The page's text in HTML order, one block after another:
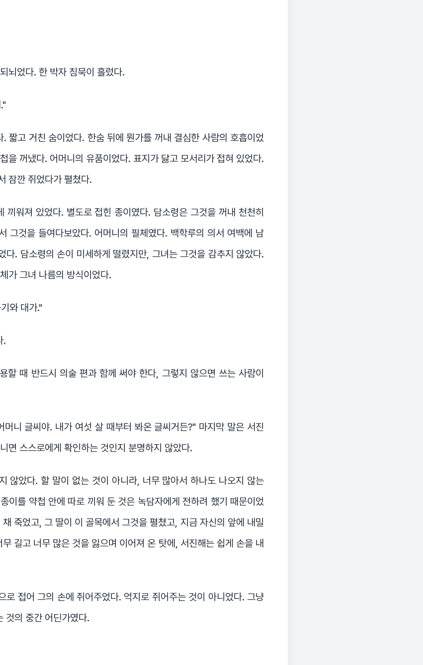
뇌었다. 한 박자 침묵이 흘렀다.
. 짧고 거친 숨이었다. 한숨 뒤에 뭔가를 꺼내 결심한 사람의 호흡이었
을 꺼냈다. 어머니의 유품이었다. 표지가 닳고 모서리가 접혀 있었다.
잠깐 쥐었다가 펼쳤다.
끼워져 있었다. 별도로 접힌 종이였다. 담소령은 그것을 꺼내 천천히
그것을 들여다보았다. 어머니의 필체였다. 백학루의 의서 여백에 남
다. 담소령의 손이 미세하게 떨렸지만, 그녀는 그것을 감추지 않았다.
가 그녀 나름의 방식이었다.
와 대가."
.
할 때 반드시 의술 편과 함께 써야 한다, 그렇지 않으면 쓰는 사람이
머니 글씨야. 내가 여섯 살 때부터 봐온 글씨거든?" 마지막 말은 서진
면 스스로에게 확인하는 것인지 분명하지 않았다.
않았다. 할 말이 없는 것이 아니라, 너무 많아서 하나도 나오지 않는
이를 약첩 안에 따로 끼워 둔 것은 녹담자에게 전하려 했기 때문이었
죽었고, 그 딸이 이 골목에서 그것을 펼쳤고, 지금 자신의 앞에 내밀
길고 너무 많은 것을 잃으며 이어져 온 탓에, 서진해는 쉽게 손을 내
로 접어 그의 손에 쥐어주었다. 억지로 쥐어주는 것이 아니었다. 그냥
것의 중간 어딘가였다.